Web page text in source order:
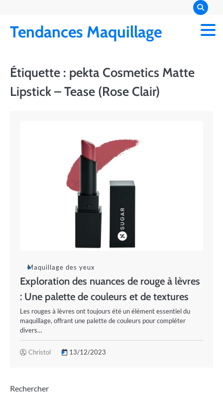
content
Tendances Maquillage
Étiquette : pekta Cosmetics Matte
Lipstick – Tease (Rose Clair)
Maquillage des yeux
Exploration des nuances de rouge à lèvres
: Une palette de couleurs et de textures
Les rouges à lèvres ont toujours été un élément essentiel du
maquillage, offrant une palette de couleurs pour compléter
divers…
Christol 13/12/2023
Rechercher